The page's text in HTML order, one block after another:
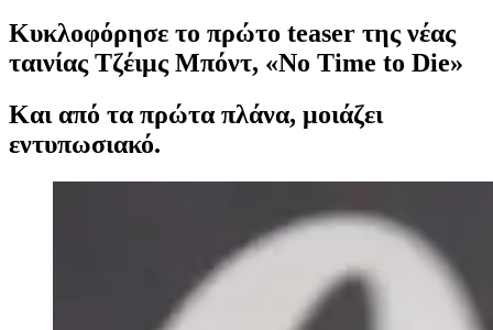
Κυκλοφόρησε το πρώτο teaser της νέας
ταινίας Τζέιμς Μπόντ, «No Time to Die»
Και από τα πρώτα πλάνα, μοιάζει
εντυπωσιακό.